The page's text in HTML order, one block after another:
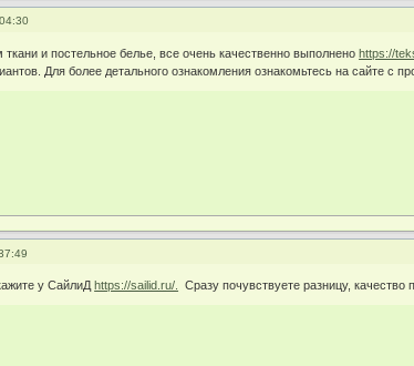
и постельное белье, все очень качественно выполненоhttps://
Для более детального ознакомления ознакомьтесь на сайте с
у СайлиДhttps://sailid.ru/.
Сразу почувствуете разницу, качество